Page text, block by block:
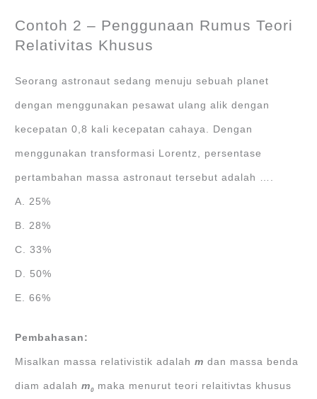
Contoh 2 – Penggunaan Rumus Teori
Relativitas Khusus
Seorang astronaut sedang menuju sebuah planet
dengan menggunakan pesawat ulang alik dengan
kecepatan 0,8 kali kecepatan cahaya. Dengan
menggunakan transformasi Lorentz, persentase
pertambahan massa astronaut tersebut adalah ….
A. 25%
B. 28%
C. 33%
D. 50%
E. 66%
Pembahasan:
Misalkan massa relativistik adalahm dan massa benda
diam adalahm0 maka menurut teori relaitivtas khusus